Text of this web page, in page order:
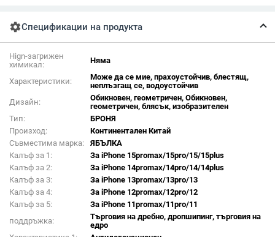
settingsСпецификации на продукта
Hign-загрижен
химикал:
Няма
Характеристики:
Може да се мие, прахоустойчив, блестящ,
неплъзгащ се, водоустойчив
Дизайн:
Обикновен, геометричен, Обикновен,
геометричен, блясък, изобразителен
Тип:
БРОНЯ
Произход:
Континентален Китай
Съвместима марка:
ЯБЪЛКА
Калъф за 1:
За iPhone 15promax/15pro/15/15plus
Калъф за 2:
За iPhone 14promax/14pro/14/14plus
Калъф за 3:
За iPhone 13promax/13pro/13
Калъф за 4:
За iPhone 12promax/12pro/12
Калъф за 5:
За iPhone 11promax/11pro/11
поддръжка:
Търговия на дребно, дропшипинг, търговия на
едро